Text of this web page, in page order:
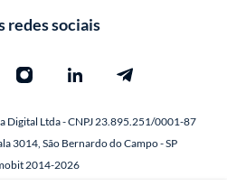
redes sociais
Digital Ltda - CNPJ 23.895.251/0001-87
3014, São Bernardo do Campo - SP
2014-2026